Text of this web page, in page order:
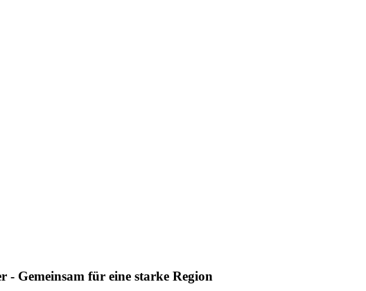
- Gemeinsam für eine starke Region